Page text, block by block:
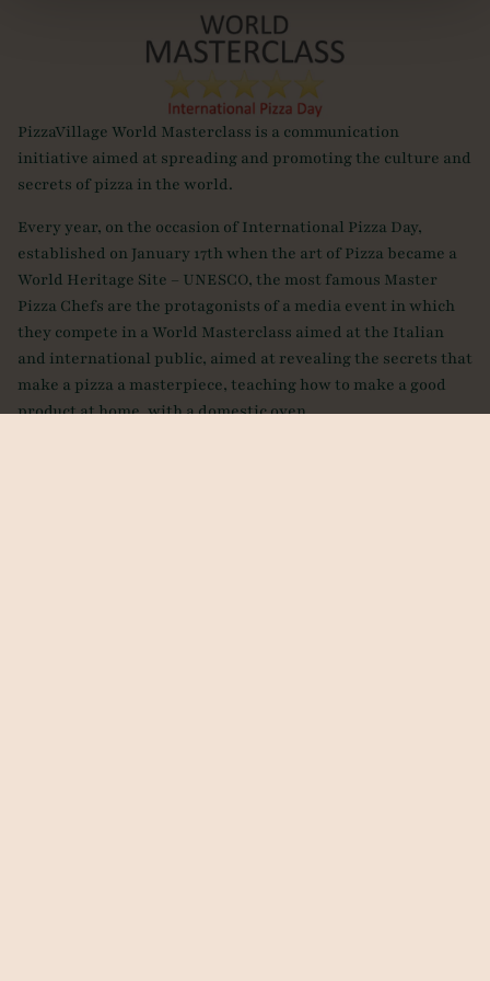
PizzaVillage World Masterclass is a communication
initiative aimed at spreading and promoting the culture and
secrets of pizza in the world.
Every year, on the occasion of International Pizza Day,
established on January 17th when the art of Pizza became a
World Heritage Site – UNESCO, the most famous Master
Pizza Chefs are the protagonists of a media event in which
they compete in a World Masterclass aimed at the Italian
and international public, aimed at revealing the secrets that
make a pizza a masterpiece, teaching how to make a good
product at home, with a domestic oven.